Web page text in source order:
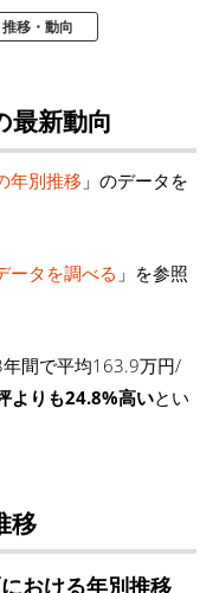
移・動向
最新動向
年別推移 」のデータを
ータを調べる 」を参照
間で平均163.9万円/
よりも24.8%高いとい
移
おける年別推移